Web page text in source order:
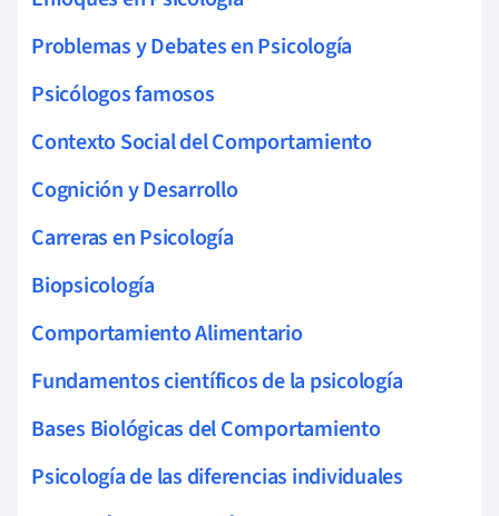
Problemas y Debates en Psicología
Psicólogos famosos
Contexto Social del Comportamiento
Cognición y Desarrollo
Carreras en Psicología
Biopsicología
Comportamiento Alimentario
Fundamentos científicos de la psicología
Bases Biológicas del Comportamiento
Psicología de las diferencias individuales